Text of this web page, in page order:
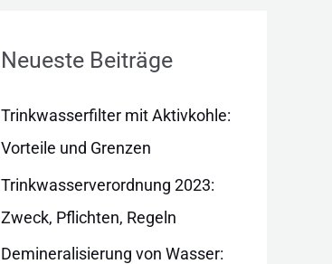
Neueste Beiträge
Trinkwasserfilter mit Aktivkohle:
Vorteile und Grenzen
Trinkwasserverordnung 2023:
Zweck, Pflichten, Regeln
Demineralisierung von Wasser:
e
n